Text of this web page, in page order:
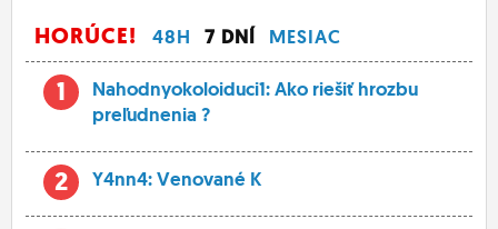
HORÚCE! 48H 7 DNÍ MESIAC
1
Nahodnyokoloiduci1: Ako riešiť hrozbu
preľudnenia ?
2 Y4nn4: Venované K